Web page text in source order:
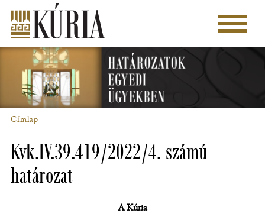
tartalomra
Főmenü
Címlap
Kvk.IV.39.419/2022/4. számú
határozat
A Kúria